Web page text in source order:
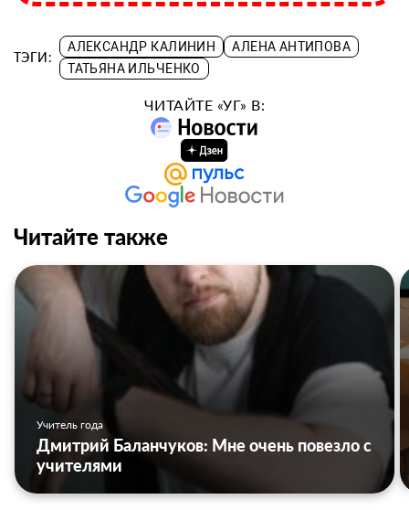
ТЭГИ:
АЛЕКСАНДР КАЛИНИН
АЛЕНА АНТИПОВА
ТАТЬЯНА ИЛЬЧЕНКО
ЧИТАЙТЕ «УГ» В:
Читайте также
Учитель года
Дмитрий Баланчуков: Мне очень повезло с
учителями